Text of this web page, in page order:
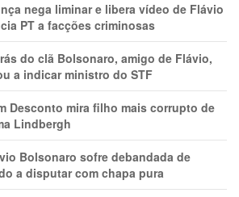
nega liminar e libera vídeo de Flávio
PT a facções criminosas
do clã Bolsonaro, amigo de Flávio,
a indicar ministro do STF
Desconto mira filho mais corrupto de
Lindbergh
Bolsonaro sofre debandada de
a disputar com chapa pura